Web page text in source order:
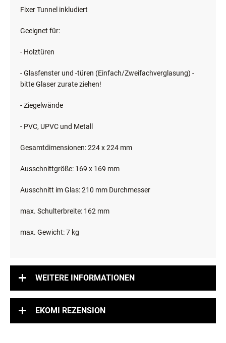
Fixer Tunnel inkludiert
Geeignet für:
- Holztüren
- Glasfenster und -türen (Einfach/Zweifachverglasung) -
bitte Glaser zurate ziehen!
- Ziegelwände
- PVC, UPVC und Metall
Gesamtdimensionen: 224 x 224 mm
Ausschnittgröße: 169 x 169 mm
Ausschnitt im Glas: 210 mm Durchmesser
max. Schulterbreite: 162 mm
max. Gewicht: 7 kg
WEITERE INFORMATIONEN
EKOMI REZENSION